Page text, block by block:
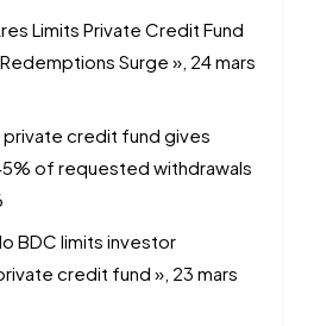
Limits Private Credit Fund
Surge », 24 mars
private credit fund gives
of requested withdrawals
BDC limits investor
credit fund », 23 mars